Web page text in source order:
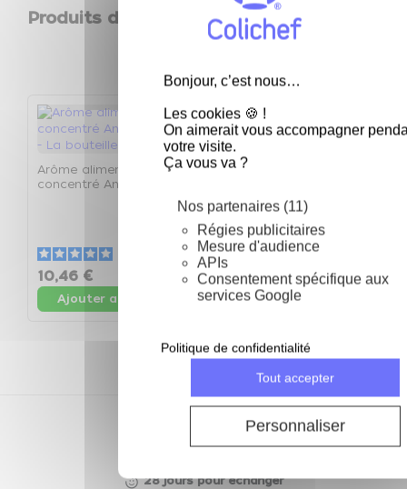
Bonjour, c’est nous…
Les cookies 🍪 !
On aimerait vous accompagner
votre visite.
Ça vous va ?
Nos partenaires (11)
Régies publicitaires
Mesure d'audience
APIs
Consentement spécifique aux
services Google
Tout accepter
Personnaliser
Politique de confidentialité
Produits de la même catégorie
Arôme alimentaire
concentré Ananas 125ml
avis
10,46 €
Ajouter au panier
Arôme alimentaire
La bouteille de 125ml
5/5
10,46 €
Ajouter au panier
Depuis 2002
28 jours pour échanger